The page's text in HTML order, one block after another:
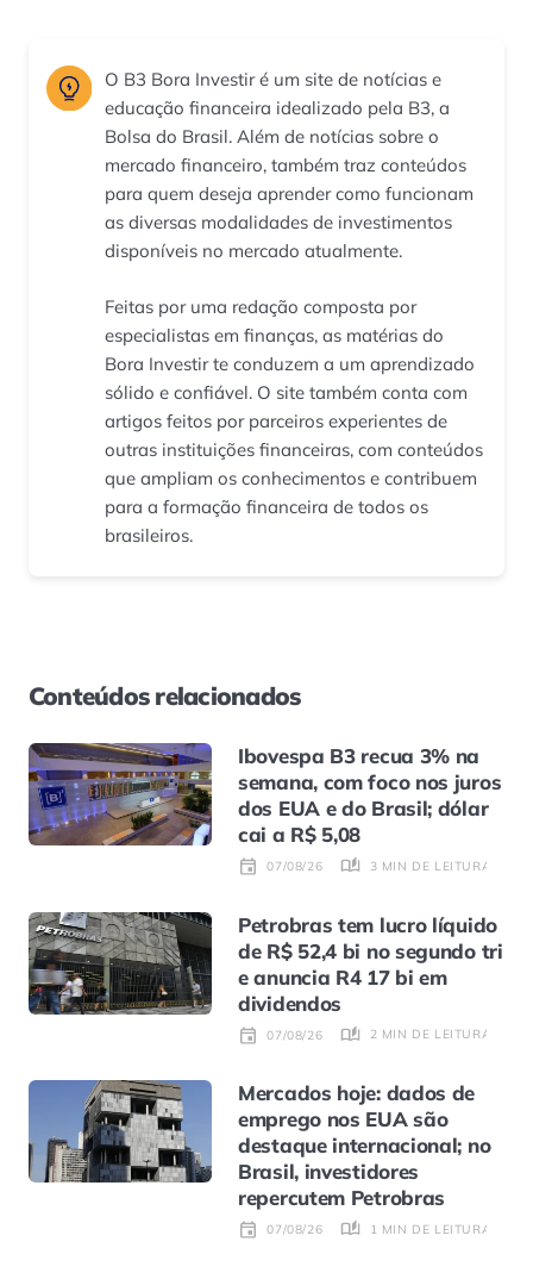
O B3 Bora Investir é um site de notícias e
educação financeira idealizado pela B3, a
Bolsa do Brasil. Além de notícias sobre o
mercado financeiro, também traz conteúdos
para quem deseja aprender como funcionam
as diversas modalidades de investimentos
disponíveis no mercado atualmente.
Feitas por uma redação composta por
especialistas em finanças, as matérias do
Bora Investir te conduzem a um aprendizado
sólido e confiável. O site também conta com
artigos feitos por parceiros experientes de
outras instituições financeiras, com conteúdos
que ampliam os conhecimentos e contribuem
para a formação financeira de todos os
brasileiros.
Conteúdos relacionados
Ibovespa B3 recua 3% na
semana, com foco nos juros
dos EUA e do Brasil; dólar
cai a R$ 5,08
07/08/26 3 MIN DE LEITURA
Petrobras tem lucro líquido
de R$ 52,4 bi no segundo tri
e anuncia R4 17 bi em
dividendos
07/08/26 2 MIN DE LEITURA
Mercados hoje: dados de
emprego nos EUA são
destaque internacional; no
Brasil, investidores
repercutem Petrobras
07/08/26 1 MIN DE LEITURA